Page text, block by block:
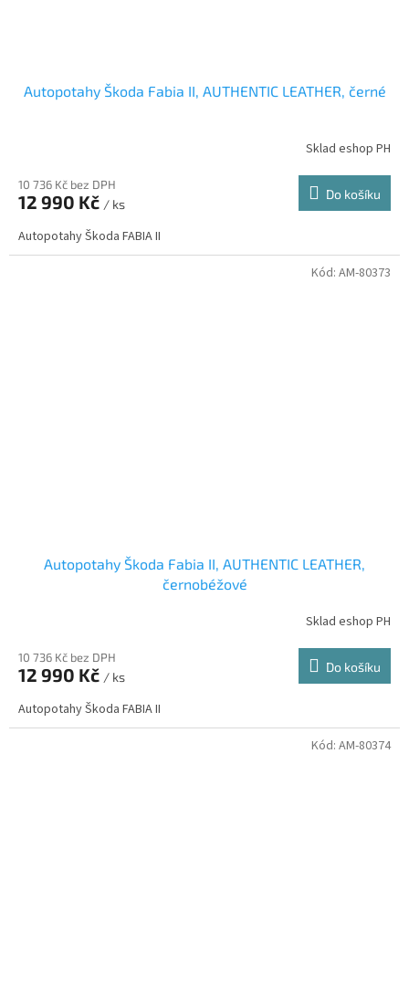
Autopotahy Škoda Fabia II, AUTHENTIC LEATHER, černé
Sklad eshop PH
10 736 Kč bez DPH
12 990 Kč / ks
Do košíku
Autopotahy Škoda FABIA II
Autopotahy Škoda Fabia II, AUTHENTIC LEATHER,
černobéžové
Sklad eshop PH
10 736 Kč bez DPH
12 990 Kč / ks
Do košíku
Autopotahy Škoda FABIA II
Kód: AM-80373
Kód: AM-80374